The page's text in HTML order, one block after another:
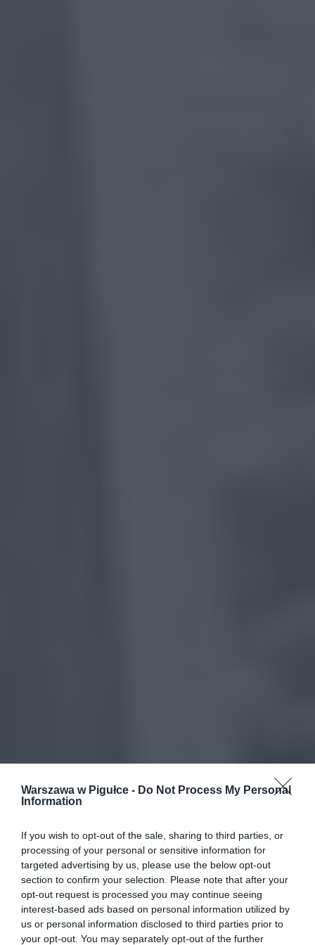
Warszawa w Pigułce - Do Not Process My Personal
Information
If you wish to opt-out of the sale, sharing to third parties, or
processing of your personal or sensitive information for
targeted advertising by us, please use the below opt-out
section to confirm your selection. Please note that after your
opt-out request is processed you may continue seeing
interest-based ads based on personal information utilized by
us or personal information disclosed to third parties prior to
your opt-out. You may separately opt-out of the further